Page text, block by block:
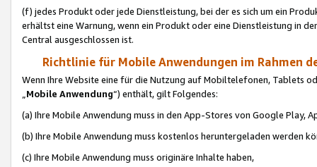
(f) jedes Produkt oder jede Dienstleistung, bei der es sich um ein
erhältst eine Warnung, wenn ein Produkt oder eine Dienstleistung in
Central ausgeschlossen ist.
Richtlinie für Mobile Anwendungen im Rahmen
Wenn Ihre Website eine für die Nutzung auf Mobiltelefonen, Tablets
„Mobile Anwendung“) enthält, gilt Folgendes:
(a) Ihre Mobile Anwendung muss in den App-Stores von Google Play,
(b) Ihre Mobile Anwendung muss kostenlos heruntergeladen werden
(c) Ihre Mobile Anwendung muss originäre Inhalte haben,